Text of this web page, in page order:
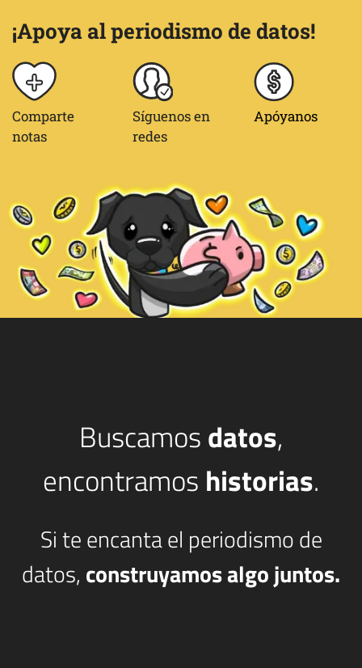
¡Apoya al periodismo de datos!
Comparte
notas
Síguenos en
redes
Apóyanos
Buscamosdatos,
encontramos historias.
Si te encanta el periodismo de
datos, construyamos algo juntos.